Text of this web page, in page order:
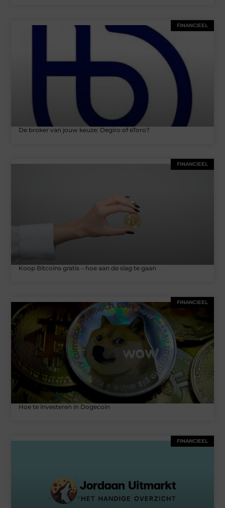
FINANCIEEL
De broker van jouw keuze: Degiro of eToro?
FINANCIEEL
Koop Bitcoins gratis – hoe aan de slag te gaan
FINANCIEEL
Hoe te investeren in Dogecoin
FINANCIEEL